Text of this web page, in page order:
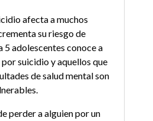
afecta a muchos
su riesgo de
5 adolescentes conoce a
suicidio y aquellos que
de salud mental son
perder a alguien por un